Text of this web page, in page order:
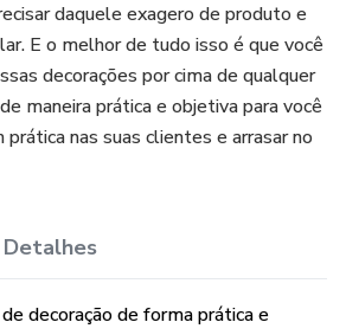
daquele exagero de produto e
E o melhor de tudo isso é que você
decorações por cima de qualquer
maneira prática e objetiva para você
prática nas suas clientes e arrasar no
Detalhes
decoração de forma prática e